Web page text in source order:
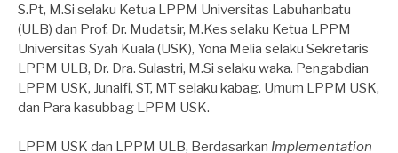
S.Pt, M.Si selaku Ketua LPPM Universitas Labuhanbatu
(ULB) dan Prof. Dr. Mudatsir, M.Kes selaku Ketua LPPM
Universitas Syah Kuala (USK), Yona Melia selaku Sekretaris
LPPM ULB, Dr. Dra. Sulastri, M.Si selaku waka. Pengabdian
LPPM USK, Junaifi, ST, MT selaku kabag. Umum LPPM USK,
dan Para kasubbag LPPM USK.
LPPM USK dan LPPM ULB, Berdasarkan Implementation